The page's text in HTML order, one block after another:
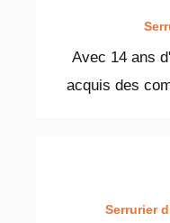
Avec 14 ans
acquis des
Serrurier